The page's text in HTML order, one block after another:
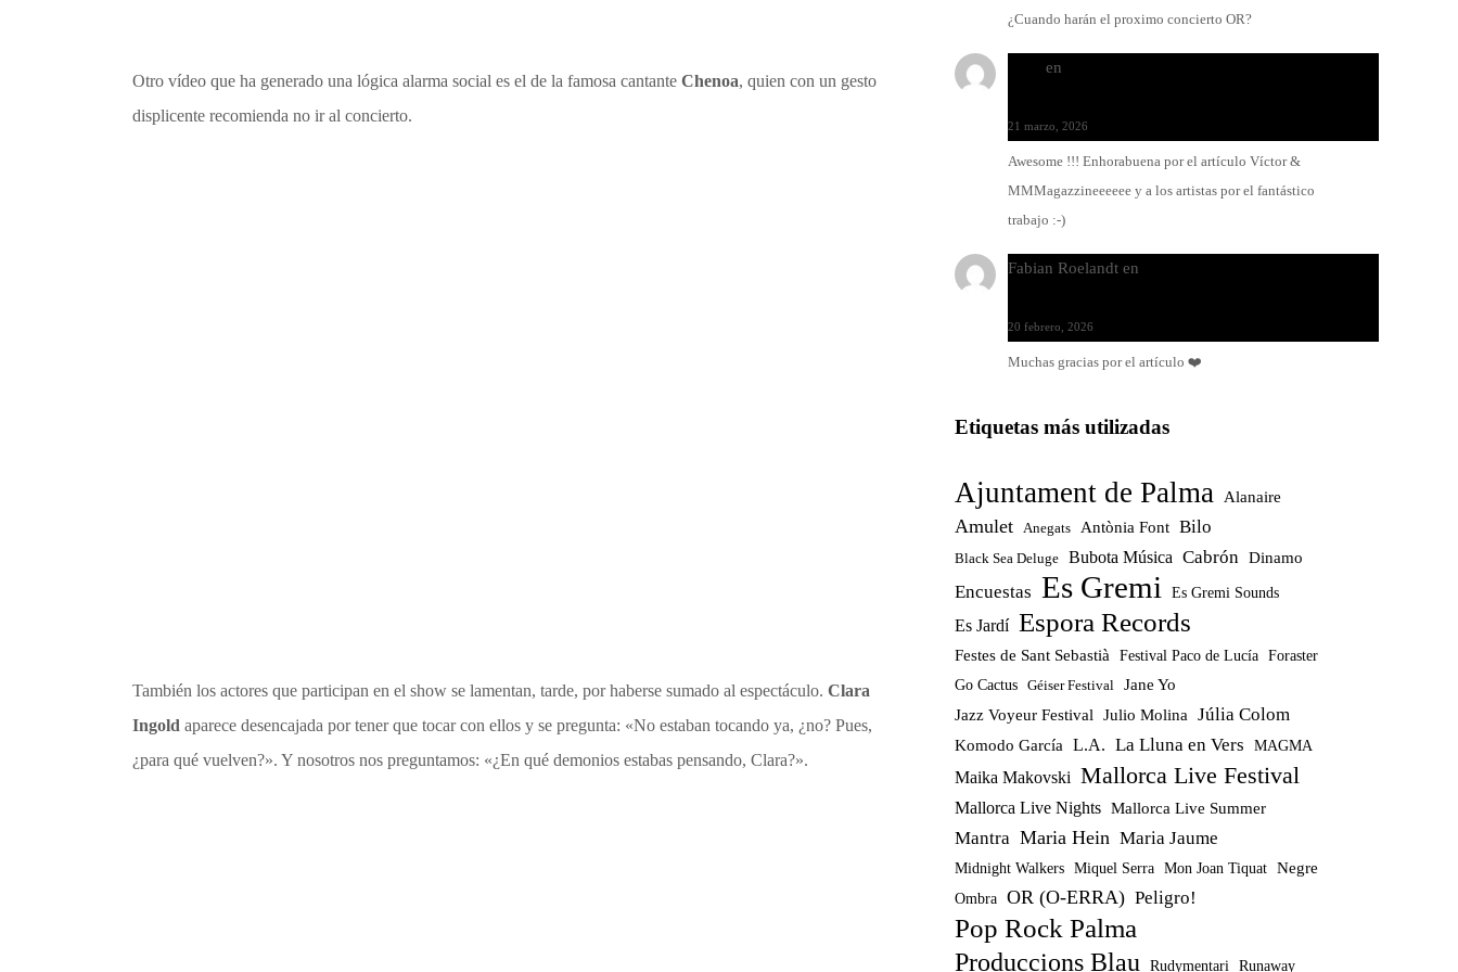
Otro vídeo que ha generado una lógica alarma social es el de la famosa cantante Chenoa, quien con un gesto
displicente recomienda no ir al concierto.
También los actores que participan en el show se lamentan, tarde, por haberse sumado al espectáculo. Clara
Ingold aparece desencajada por tener que tocar con ellos y se pregunta: «No estaban tocando ya, ¿no? Pues,
¿para qué vuelven?». Y nosotros nos preguntamos: «¿En qué demonios estabas pensando, Clara?».
¿Cuando harán el proximo concierto OR?
en
21 marzo, 2026
Awesome !!! Enhorabuena por el artículo Víctor &
MMMagazzineeeeee y a los artistas por el fantástico
trabajo :-)
Fabian Roelandt en
20 febrero, 2026
Muchas gracias por el artículo ❤️
Etiquetas más utilizadas
Ajuntament de Palma Alanaire
Amulet Anegats Antònia Font Bilo
Black Sea Deluge Bubota Música Cabrón Dinamo
Encuestas Es Gremi Es Gremi Sounds
Es Jardí Espora Records
Festes de Sant Sebastià Festival Paco de Lucía Foraster
Go Cactus Géiser Festival Jane Yo
Jazz Voyeur Festival Julio Molina Júlia Colom
Komodo García L.A. La Lluna en Vers MAGMA
Maika Makovski Mallorca Live Festival
Mallorca Live Nights Mallorca Live Summer
Mantra Maria Hein Maria Jaume
Midnight Walkers Miquel Serra Mon Joan Tiquat Negre
Ombra OR (O-ERRA) Peligro!
Pop Rock Palma
Produccions Blau
Rudymentari Runaway